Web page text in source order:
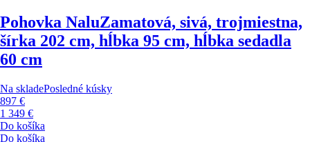
Pohovka NaluZamatová, sivá, trojmiestna,
šírka 202 cm, hĺbka 95 cm, hĺbka sedadla
60 cm
Na skladePosledné kúsky
897 €
1 349 €
Do košíka
Do košíka